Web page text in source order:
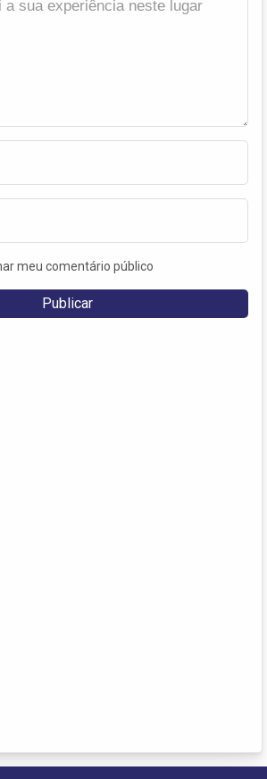
meu comentário público